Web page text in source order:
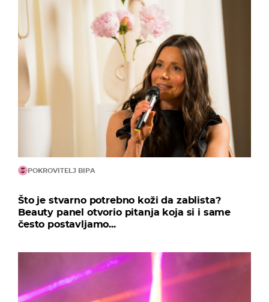
POKROVITELJ BIPA
Što je stvarno potrebno koži da zablista?
Beauty panel otvorio pitanja koja si i same
često postavljamo...